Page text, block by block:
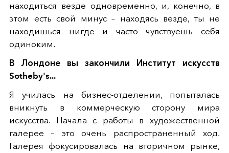
находиться везде одновременно, и, конечно, в
этом есть свой минус – находясь везде, ты не
находишься нигде и часто чувствуешь себя
одиноким.
В Лондоне вы закончили Институт искусств
Sotheby's...
Я училась на бизнес-отделении, попыталась
вникнуть в коммерческую сторону мира
искусства. Начала с работы в художественной
галерее – это очень распространенный ход.
Галерея фокусировалась на вторичном рынке,